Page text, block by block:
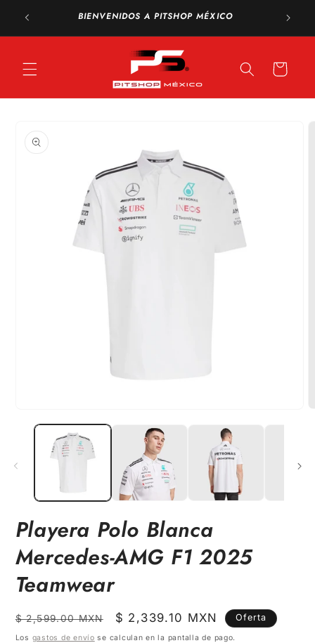
directamenteBIENVENIDOS A PITSHOP MÉXICO
Carrito
información
elemento
una
Playera Polo Blanca
Mercedes-AMG F1 2025
Teamwear
Precio
habitual
$ 2,599.00 MXN
Precio
de
$ 2,339.10 MXN Oferta
Los gastos de envío se calculan en la pantalla de pago.